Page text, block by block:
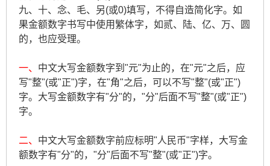
九、十、念、毛、另(或0)填写，不得自造简化字。如
果金额数字书写中使用繁体字，如贰、陆、亿、万、圆
的，也应受理。
一、 中文大写金额数字到"元"为止的，在"元"之后，应
写"整"(或"正")字，在"角"之后，可以不写"整"(或"正")
字。大写金额数字有"分"的，"分"后面不写"整"(或"正")
字。
二、 中文大写金额数字前应标明"人民币"字样，大写金
额数字有"分"的，"分"后面不写"整"(或"正")字。